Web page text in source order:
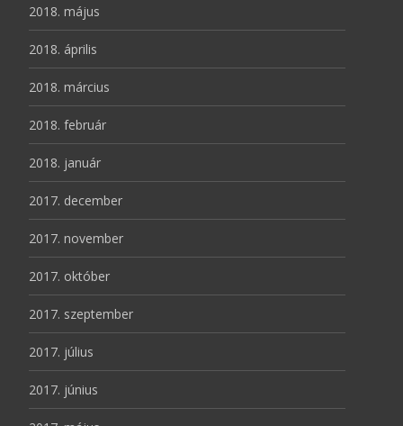
2018. május
2018. április
2018. március
2018. február
2018. január
2017. december
2017. november
2017. október
2017. szeptember
2017. július
2017. június